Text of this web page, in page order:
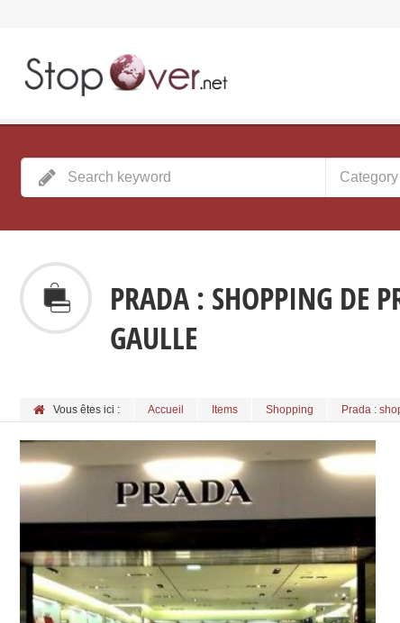
Category
PRADA : SHOPPING DE
GAULLE
Vous êtes ici : Accueil Items Shopping Prada :